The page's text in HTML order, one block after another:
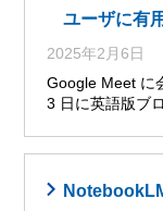
ユーザに有
2025年2月6日
Google Meet に
3 日に英語版ブ